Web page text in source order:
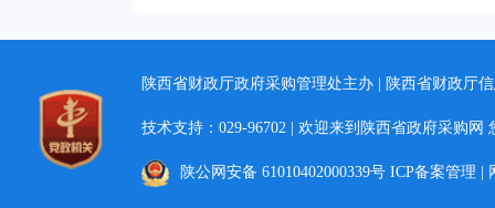
陕西省财政厅政府采购管理处主办 | 陕西省财政厅
技术支持：029-96702 | 欢迎来到陕西省政府采购网
陕公网安备 61010402000339号 ICP备案管理 |